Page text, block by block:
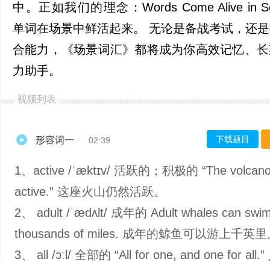
中。正如我们的理念：Words Come Alive in
单词在场景中鲜活起来。 无论是备战考试，还
合能力，《场景词汇》都将成为你高效记忆、
力助手。
视频列表
形容词一 02:39 下载题目
1、active /ˈæktɪv/ 活跃的；积极的 “The
active.” 这座火山仍然活跃。
2、 adult /ˈædʌlt/ 成年的 Adult whales can
thousands of miles. 成年的鲸鱼可以游上千英里
3、 all /ɔːl/ 全部的 “All for one, and one for all.”